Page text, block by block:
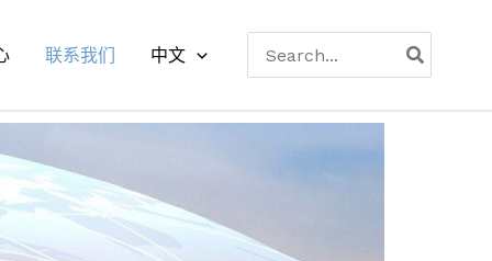
联系我们 中文
索